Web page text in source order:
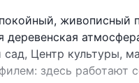
живописный
деревенская
Центр культуры,
здесь работают